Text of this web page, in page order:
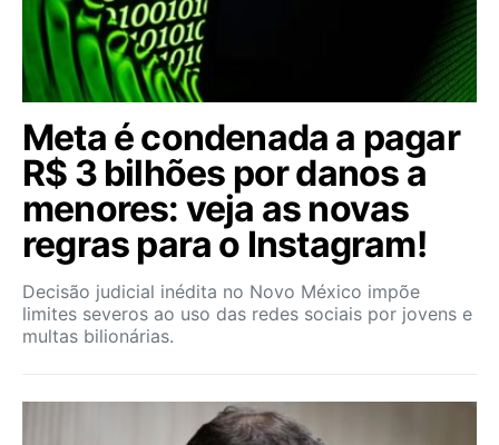
Meta é condenada a pagar
R$ 3 bilhões por danos a
menores: veja as novas
regras para o Instagram!
Decisão judicial inédita no Novo México impõe
limites severos ao uso das redes sociais por jovens e
multas bilionárias.